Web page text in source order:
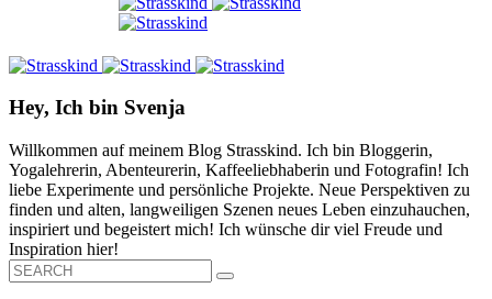
Hey, Ich bin Svenja
Willkommen auf meinem Blog Strasskind. Ich bin Bloggerin,
Yogalehrerin, Abenteurerin, Kaffeeliebhaberin und Fotografin! Ich
liebe Experimente und persönliche Projekte. Neue Perspektiven zu
finden und alten, langweiligen Szenen neues Leben einzuhauchen,
inspiriert und begeistert mich! Ich wünsche dir viel Freude und
Inspiration hier!